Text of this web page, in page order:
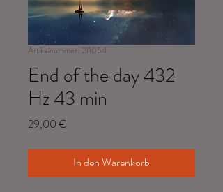
Artikelnummer: 211054
End of the day 432
Hz 43 min
29,00 €
In den Warenkorb